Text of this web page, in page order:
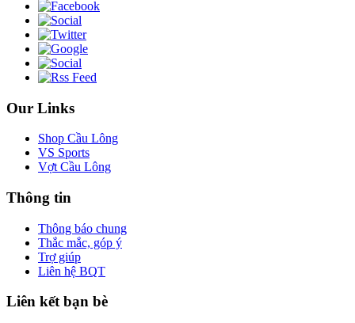
Our Links
Shop Cầu Lông
VS Sports
Vợt Cầu Lông
Thông tin
Thông báo chung
Thắc mắc, góp ý
Trợ giúp
Liên hệ BQT
Liên kết bạn bè